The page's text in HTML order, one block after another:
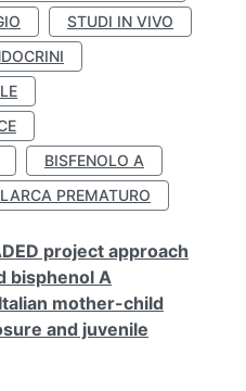
STUDI IN VIVO
BISFENOLO A
PREMATURO
project approach
bisphenol A
mother-child
and juvenile